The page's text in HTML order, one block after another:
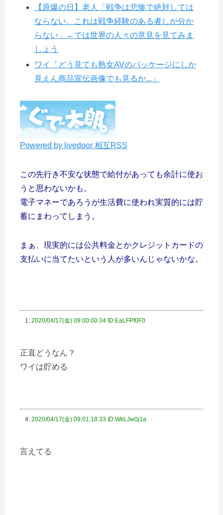
【原爆の日】老人「戦争は悲惨で絶対しては
ならない。これは戦争経験のある者しか分か
らない」←では世界の人々の意見を見てみま
しょう
ワイ「どう見ても熟女AVのパッケージにしか
見えん商品宣伝画像でも見るか...」
Powered by livedoor 相互RSS
この先行き不安な状態で給付があっても余計に使お
うと思わないかも。
電子マネーであろうが生活費に使われ実質的には貯
蓄にまわってしまう。
まぁ、現実的には公共料金とかクレジットカードの
支払いに当てたいという人が多いんじゃないかな。
1: 2020/04/17(金) 09:00:00.34 ID:EaLFPf0F0
正直どうなん？
ワイは貯める
4: 2020/04/17(金) 09:01:18.33 ID:WkLJw0j1a
言えてる